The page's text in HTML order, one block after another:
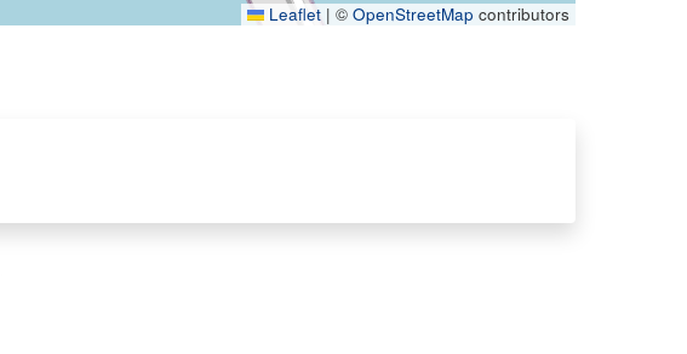
Leaflet | © OpenStreetMap contributors